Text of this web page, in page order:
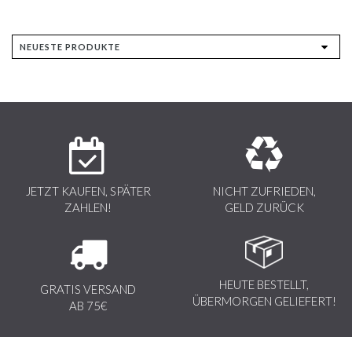
JETZT KAUFEN, SPÄTER
ZAHLEN!
NICHT ZUFRIEDEN,
GELD ZURÜCK
GRATIS VERSAND
AB 75€
HEUTE BESTELLT,
ÜBERMORGEN GELIEFERT!